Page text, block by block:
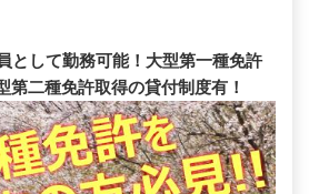
として勤務可能！大型第一種免許
第二種免許取得の貸付制度有！